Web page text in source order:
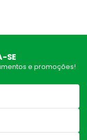
SE
e promoções!